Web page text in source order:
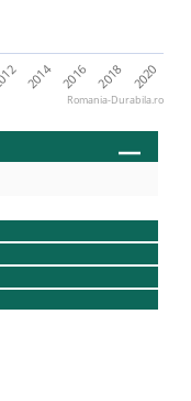
2014 2016 2018 2020
Romania-Durabila.ro